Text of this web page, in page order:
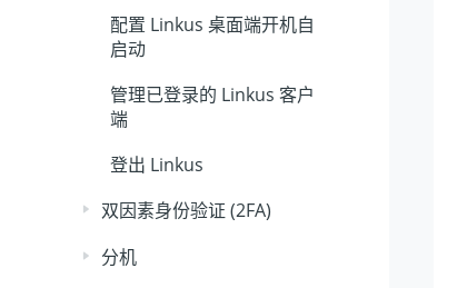
配置 Linkus 桌面端开机自
启动
管理已登录的 Linkus 客户
端
登出 Linkus
双因素身份验证 (2FA)
分机